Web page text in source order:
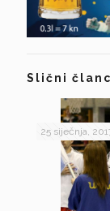
Slični
25 siječnja,